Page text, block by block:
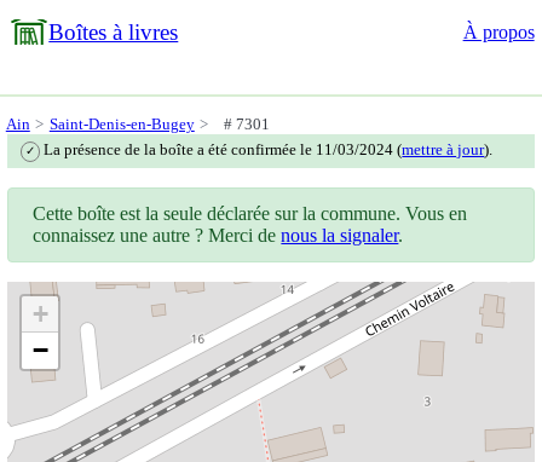
Boîtes à livres À propos
Ain Saint-Denis-en-Bugey # 7301
✓ La présence de la boîte a été confirmée le 11/03/2024 (mettre à jour).
Cette boîte est la seule déclarée sur la commune. Vous en
connaissez une autre ? Merci denous la signaler.
+
−